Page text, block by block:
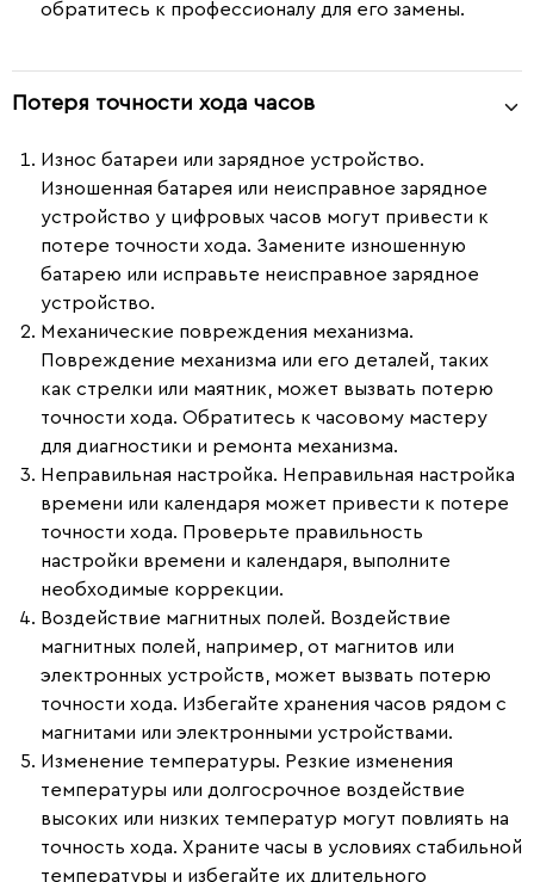
обратитесь к профессионалу для его замены.
Потеря точности хода часов
Износ батареи или зарядное устройство.
Изношенная батарея или неисправное зарядное
устройство у цифровых часов могут привести к
потере точности хода. Замените изношенную
батарею или исправьте неисправное зарядное
устройство.
Механические повреждения механизма.
Повреждение механизма или его деталей, таких
как стрелки или маятник, может вызвать потерю
точности хода. Обратитесь к часовому мастеру
для диагностики и ремонта механизма.
Неправильная настройка. Неправильная настройка
времени или календаря может привести к потере
точности хода. Проверьте правильность
настройки времени и календаря, выполните
необходимые коррекции.
Воздействие магнитных полей. Воздействие
магнитных полей, например, от магнитов или
электронных устройств, может вызвать потерю
точности хода. Избегайте хранения часов рядом с
магнитами или электронными устройствами.
Изменение температуры. Резкие изменения
температуры или долгосрочное воздействие
высоких или низких температур могут повлиять на
точность хода. Храните часы в условиях стабильной
температуры и избегайте их длительного